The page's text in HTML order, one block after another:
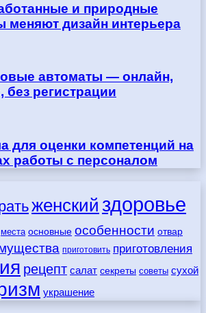
и природные
меняют дизайн интерьера
автоматы — онлайн,
без регистрации
для оценки компетенций на
работы с персоналом
женский здоровье
места основные особенности отвар
приготовить приготовления
рецепт салат секреты советы сухой
украшение